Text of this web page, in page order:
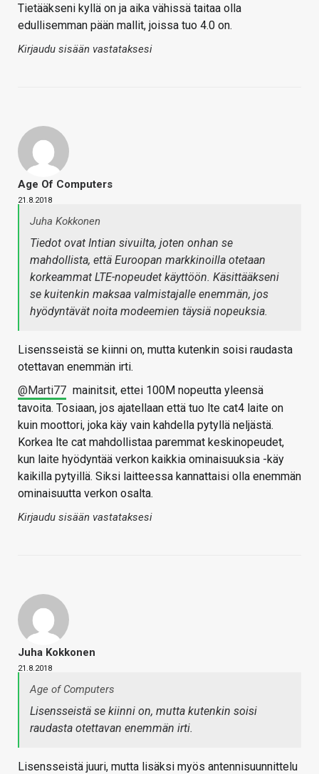
Tietääkseni kyllä on ja aika vähissä taitaa olla
edullisemman pään mallit, joissa tuo 4.0 on.
Kirjaudu sisään vastataksesi
Age Of Computers
21.8.2018
Juha Kokkonen
Tiedot ovat Intian sivuilta, joten onhan se
mahdollista, että Euroopan markkinoilla otetaan
korkeammat LTE-nopeudet käyttöön. Käsittääkseni
se kuitenkin maksaa valmistajalle enemmän, jos
hyödyntävät noita modeemien täysiä nopeuksia.
Lisensseistä se kiinni on, mutta kutenkin soisi raudasta
otettavan enemmän irti.
@Marti77 mainitsit, ettei 100M nopeutta yleensä
tavoita. Tosiaan, jos ajatellaan että tuo lte cat4 laite on
kuin moottori, joka käy vain kahdella pytyllä neljästä.
Korkea lte cat mahdollistaa paremmat keskinopeudet,
kun laite hyödyntää verkon kaikkia ominaisuuksia -käy
kaikilla pytyillä. Siksi laitteessa kannattaisi olla enemmän
ominaisuutta verkon osalta.
Kirjaudu sisään vastataksesi
Juha Kokkonen
21.8.2018
Age of Computers
Lisensseistä se kiinni on, mutta kutenkin soisi
raudasta otettavan enemmän irti.
Lisensseistä juuri, mutta lisäksi myös antennisuunnittelu